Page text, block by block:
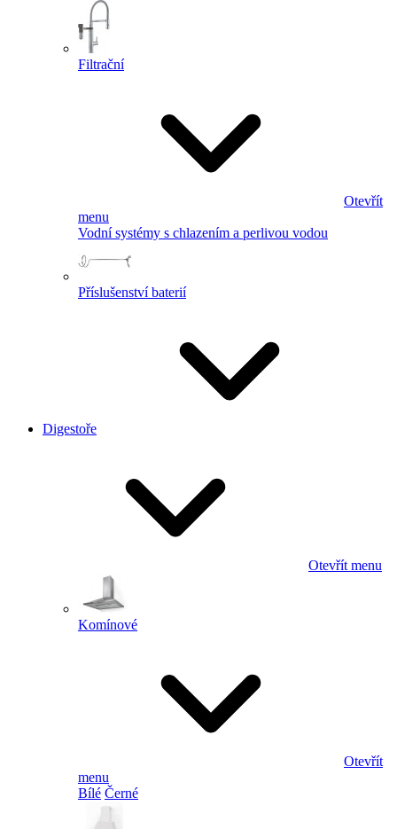
Filtrační
Otevřít
menu
Vodní systémy s chlazením a perlivou vodou
Příslušenství baterií
Digestoře
Otevřít menu
Komínové
Otevřít
menu
Bílé Černé